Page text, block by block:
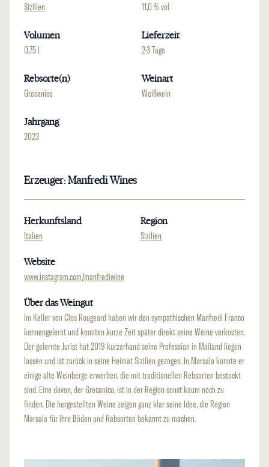
Sizilien 11,0 % vol
Volumen
0,75 l
Lieferzeit
2-3 Tage
Rebsorte(n)
Grecanico
Weinart
Weißwein
Jahrgang
2023
Erzeuger: Manfredi Wines
Herkunftsland
Italien
Region
Sizilien
Website
www.instagram.com/manfrediwine
Über das Weingut
Im Keller von Clos Rougeard haben wir den sympathischen Manfredi Franco
kennengelernt und konnten kurze Zeit später direkt seine Weine verkosten.
Der gelernte Jurist hat 2019 kurzerhand seine Profession in Mailand liegen
lassen und ist zurück in seine Heimat Sizilien gezogen. In Marsala konnte er
einige alte Weinberge erwerben, die mit traditionellen Rebsorten bestockt
sind. Eine davon, der Grecanico, ist in der Region sonst kaum noch zu
finden. Die hergestellten Weine zeigen ganz klar seine Idee, die Region
Marsala für ihre Böden und Rebsorten bekannt zu machen.